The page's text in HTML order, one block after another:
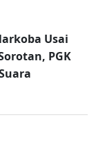
Usai
PGK